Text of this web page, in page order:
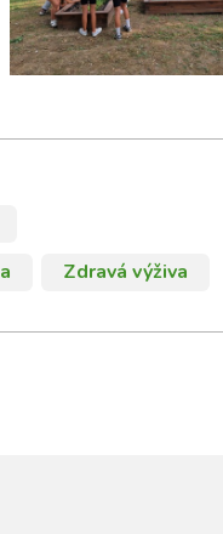
Zdravá výživa